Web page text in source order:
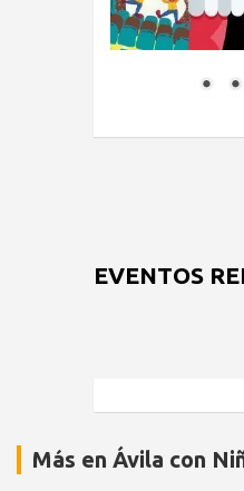
EVENTOS
Más en Ávila con